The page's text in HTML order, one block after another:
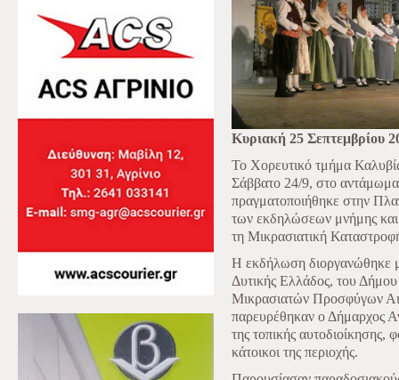
Κυριακή 25 Σεπτεμβρίου
Το Χορευτικό τμήμα
Σάββατο 24/9, στο
πραγματοποιήθηκε στην
των εκδηλώσεων μνήμης και
τη Μικρασιατική
Η εκδήλωση διοργανώθηκε
Δυτικής Ελλάδος, του
Μικρασιατών Προσφύγων
παρευρέθηκαν ο Δήμαρχος
της τοπικής
κάτοικοι της περιοχής.